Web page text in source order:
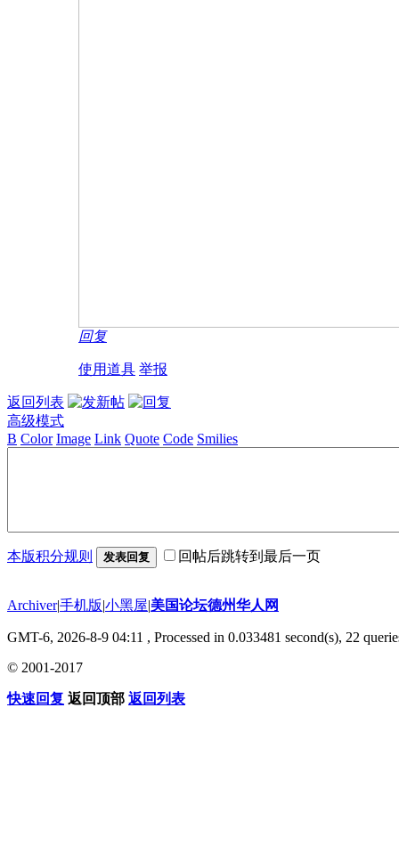
回复
使用道具 举报
返回列表
高级模式
B Color Image Link Quote Code Smilies
本版积分规则 发表回复 回帖后跳转到最后一页
Archiver|手机版|小黑屋|美国论坛德州华人网
GMT-6, 2026-8-9 04:11 , Processed in 0.033481 second(s), 22
© 2001-2017
快速回复 返回顶部 返回列表